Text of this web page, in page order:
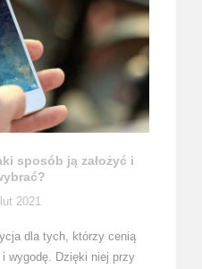
sposób ją założyć i
2021
dla tych, którzy cenią
wygodę. Dzięki niej przy